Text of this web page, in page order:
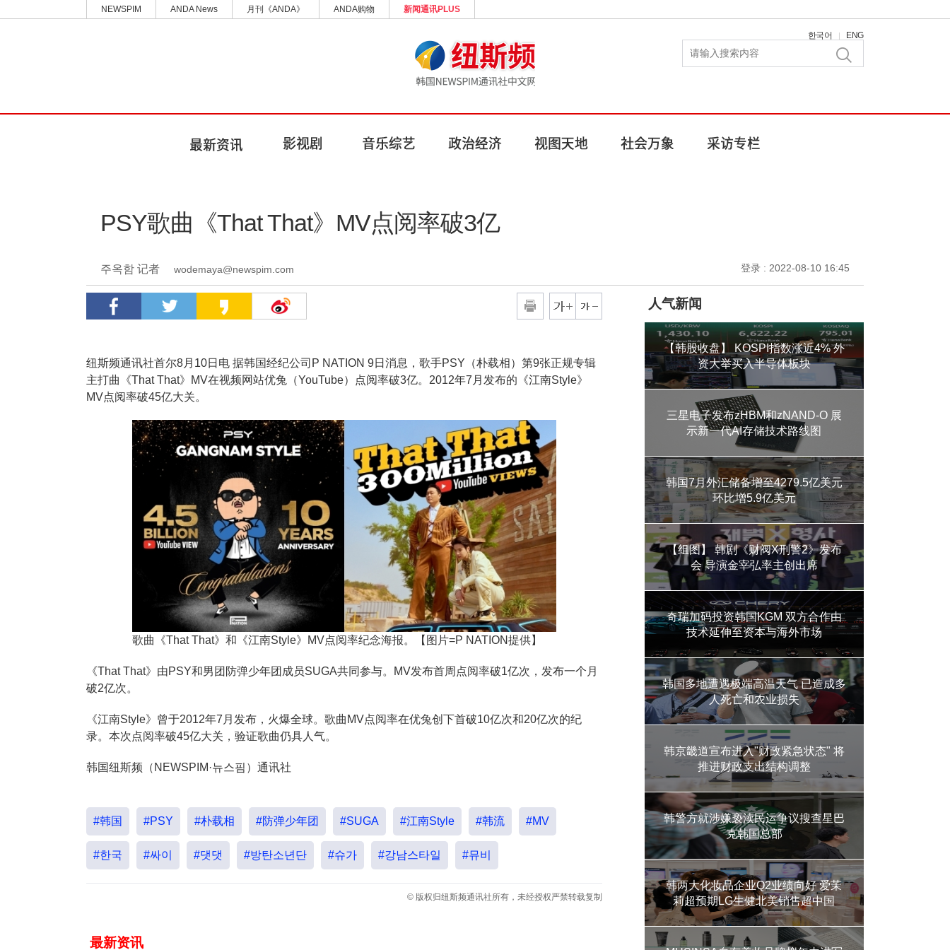
NEWSPIM ANDA News 月刊《ANDA》 ANDA购物 新闻通讯PLUS
한국어 | ENG
PSY歌曲《That That》MV点阅率破3亿
주옥함 记者 wodemaya@newspim.com 登录 : 2022-08-10 16:45
纽斯频通讯社首尔8月10日电 据韩国经纪公司P NATION 9日消息，歌手PSY（朴载相）第9张正规专辑
主打曲《That That》MV在视频网站优兔（YouTube）点阅率破3亿。2012年7月发布的《江南Style》
MV点阅率破45亿大关。
歌曲《That That》和《江南Style》MV点阅率纪念海报。【图片=P NATION提供】
《That That》由PSY和男团防弹少年团成员SUGA共同参与。MV发布首周点阅率破1亿次，发布一个月
破2亿次。
《江南Style》曾于2012年7月发布，火爆全球。歌曲MV点阅率在优兔创下首破10亿次和20亿次的纪
录。本次点阅率破45亿大关，验证歌曲仍具人气。
韩国纽斯频（NEWSPIM·뉴스핌）通讯社
#韩国 #PSY #朴载相 #防弹少年团 #SUGA #江南Style #韩流 #MV
#한국 #싸이 #댓댓 #방탄소년단 #슈가 #강남스타일 #뮤비
© 版权归纽斯频通讯社所有，未经授权严禁转载复制
最新资讯
人气新闻
【韩股收盘】 KOSPI指数涨近4% 外
资大举买入半导体板块
三星电子发布zHBM和zNAND-O 展
示新一代AI存储技术路线图
韩国7月外汇储备增至4279.5亿美元
环比增5.9亿美元
【组图】 韩剧《财阀X刑警2》发布
会 导演金宰弘率主创出席
奇瑞加码投资韩国KGM 双方合作由
技术延伸至资本与海外市场
韩国多地遭遇极端高温天气 已造成多
人死亡和农业损失
韩京畿道宣布进入"财政紧急状态" 将
推进财政支出结构调整
韩警方就涉嫌亵渎民运争议搜查星巴
克韩国总部
韩两大化妆品企业Q2业绩向好 爱茉
莉超预期LG生健北美销售超中国